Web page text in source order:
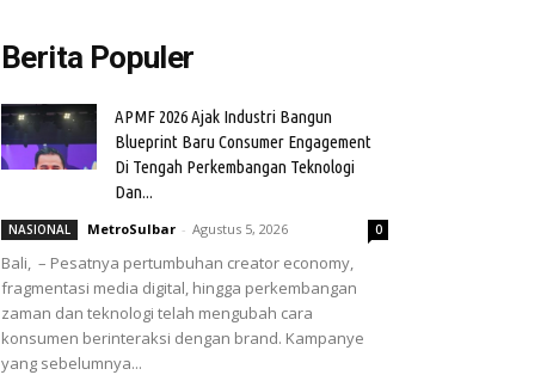
Berita Populer
APMF 2026 Ajak Industri Bangun
Blueprint Baru Consumer Engagement
Di Tengah Perkembangan Teknologi
Dan...
NASIONAL MetroSulbar - Agustus 5, 2026 0
Bali, – Pesatnya pertumbuhan creator economy,
fragmentasi media digital, hingga perkembangan
zaman dan teknologi telah mengubah cara
konsumen berinteraksi dengan brand. Kampanye
yang sebelumnya...